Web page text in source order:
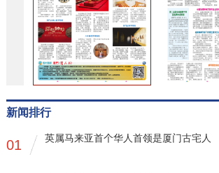
新闻排行
01 英属马来亚首个华人首领是厦门古宅人